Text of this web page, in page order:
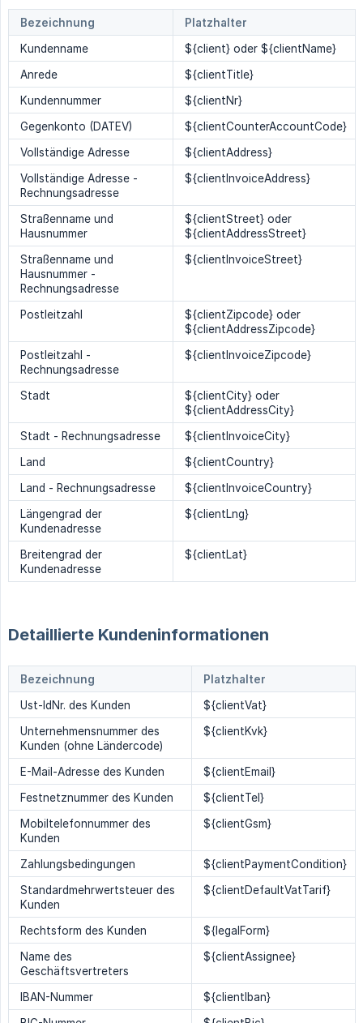
Bezeichnung
Platzhalter
Kundenname
${client} oder ${clientName}
Anrede
${clientTitle}
Kundennummer
${clientNr}
Gegenkonto (DATEV)
${clientCounterAccountCode}
Vollständige Adresse
${clientAddress}
Vollständige Adresse -
Rechnungsadresse
${clientInvoiceAddress}
Straßenname und
Hausnummer
${clientStreet} oder
${clientAddressStreet}
Straßenname und
Hausnummer -
Rechnungsadresse
${clientInvoiceStreet}
Postleitzahl
${clientZipcode} oder
${clientAddressZipcode}
Postleitzahl -
Rechnungsadresse
${clientInvoiceZipcode}
Stadt
${clientCity} oder
${clientAddressCity}
Stadt - Rechnungsadresse
${clientInvoiceCity}
Land
${clientCountry}
Land - Rechnungsadresse
${clientInvoiceCountry}
Längengrad der
Kundenadresse
${clientLng}
Breitengrad der
Kundenadresse
${clientLat}
Detaillierte Kundeninformationen
Bezeichnung
Platzhalter
Ust-IdNr. des Kunden
${clientVat}
Unternehmensnummer des
Kunden (ohne Ländercode)
${clientKvk}
E-Mail-Adresse des Kunden
${clientEmail}
Festnetznummer des Kunden
${clientTel}
Mobiltelefonnummer des
Kunden
${clientGsm}
Zahlungsbedingungen
${clientPaymentCondition}
Standardmehrwertsteuer des
Kunden
${clientDefaultVatTarif}
Rechtsform des Kunden
${legalForm}
Name des
Geschäftsvertreters
${clientAssignee}
IBAN-Nummer
${clientIban}